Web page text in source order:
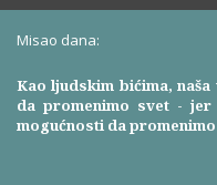
Misao dana:
Kao ljudskim bićima,
da promenimo svet -
mogućnosti da